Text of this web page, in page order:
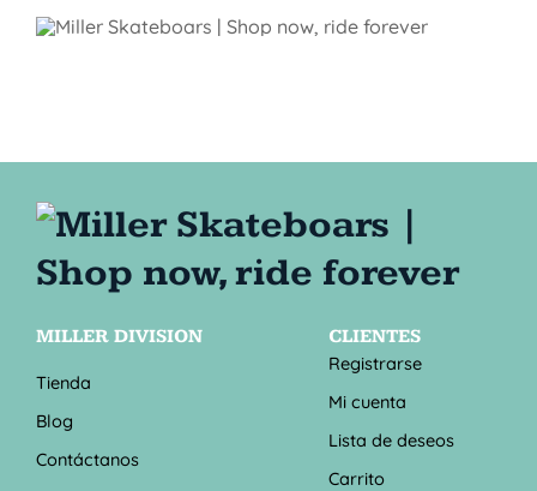
MILLER DIVISION
Tienda
Blog
Contáctanos
CLIENTES
Registrarse
Mi cuenta
Lista de deseos
Carrito